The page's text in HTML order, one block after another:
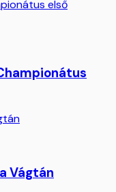
Vágtán